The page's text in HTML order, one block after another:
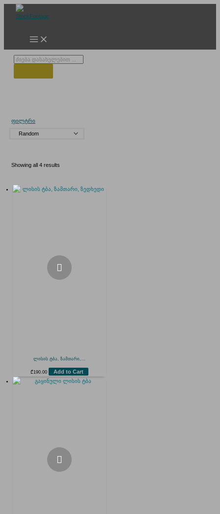
Products
ფილტრი
Showing all 4 results
ლისის ტბა, ზამთარი,...
₾ 190.00 Add to Cart